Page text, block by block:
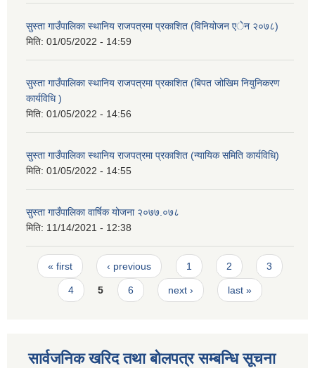
सुस्ता गाउँपालिका स्थानिय राजपत्रमा प्रकाशित (विनियोजन एेन २०७८)
मिति: 01/05/2022 - 14:59
सुस्ता गाउँपालिका स्थानिय राजपत्रमा प्रकाशित (बिपत जोखिम नियुनिकरण
कार्यविधि )
मिति: 01/05/2022 - 14:56
सुस्ता गाउँपालिका स्थानिय राजपत्रमा प्रकाशित (न्यायिक समिति कार्यविधि)
मिति: 01/05/2022 - 14:55
सुस्ता गाउँपालिका वार्षिक योजना २०७७.०७८
मिति: 11/14/2021 - 12:38
Pages
« first ‹ previous 1 2 3
4 5 6 next › last »
सार्वजनिक खरिद तथा बोलपत्र सम्बन्धि सूचना